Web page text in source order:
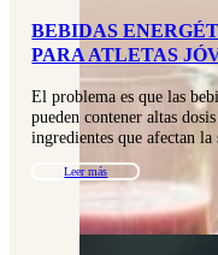
BEBIDAS
PARA ATLETAS
El problema es que las
pueden contener altas
ingredientes que afectan
Leer más